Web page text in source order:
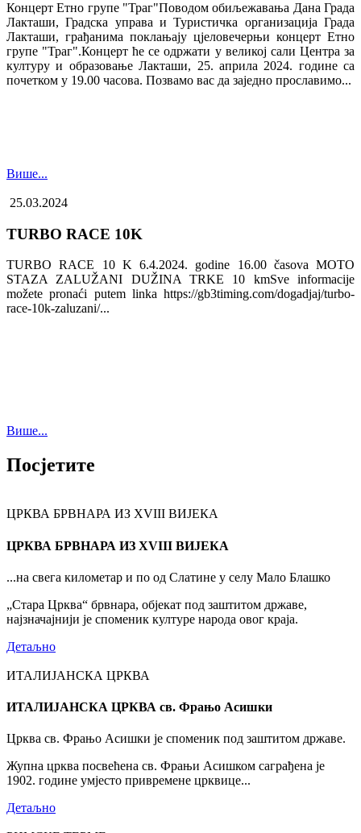
Концерт Етно групе "Траг"Поводом обиљежавања Дана Града
Лакташи, Градска управа и Туристичка организација Града
Лакташи, грађанима поклањају цјеловечерњи концерт Етно
групе "Траг".Концерт ће се одржати у великој сали Центра за
културу и образовање Лакташи, 25. априла 2024. године са
почетком у 19.00 часова. Позвамо вас да заједно прославимо...
Више...
25.03.2024
TURBO RACE 10K
TURBO RACE 10 K 6.4.2024. godine 16.00 časova MOTO
STAZA ZALUŽANI DUŽINA TRKE 10 kmSve informacije
možete pronaći putem linka https://gb3timing.com/dogadjaj/turbo-
race-10k-zaluzani/...
Више...
Посјетите
ЦРКВА БРВНАРА ИЗ XVIII ВИЈЕКА
ЦРКВА БРВНАРА ИЗ XVIII ВИЈЕКА
...на свега километар и по од Слатине у селу Мало Блашко
„Стара Црква“ брвнара, објекат под заштитом државе,
најзначајнији је споменик културе народа овог краја.
Детаљно
ИТАЛИЈАНСКА ЦРКВА
ИТАЛИЈАНСКА ЦРКВА св. Фрањо Асишки
Црква св. Фрањо Асишки је споменик под заштитом државе.
Жупна црква посвећена св. Фрањи Асишком саграђена је
1902. године умјесто привремене црквице...
Детаљно